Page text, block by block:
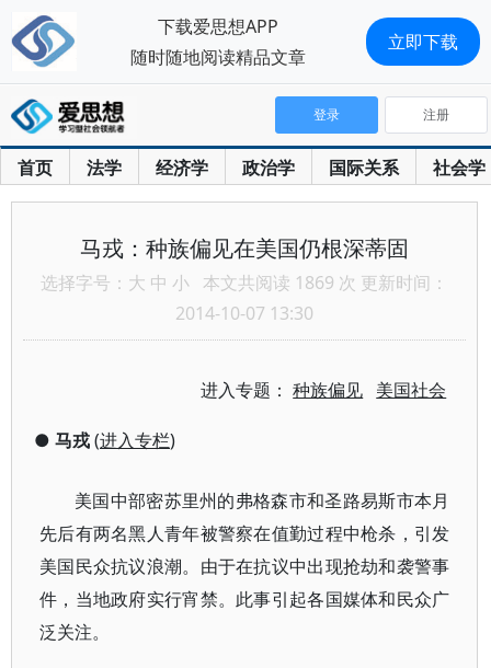
首页 法学 经济学 政治学 国际关系 社会学
登录 注册
马戎：种族偏见在美国仍根深蒂固
选择字号： 大 中 小 本文共阅读 1869 次 更新时间：
2014-10-07 13:30
进入专题：种族偏见 美国社会
● 马戎(进入专栏)
美国中部密苏里州的弗格森市和圣路易斯市本月
先后有两名黑人青年被警察在值勤过程中枪杀，引发
美国民众抗议浪潮。由于在抗议中出现抢劫和袭警事
件，当地政府实行宵禁。此事引起各国媒体和民众广
泛关注。
下载爱思想APP
随时随地阅读精品文章
立即下载